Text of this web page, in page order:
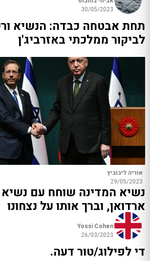
30/05/2023
תחת אבטחה כבדה: הנשיא
לביקור ממלכתי באזרביג'ן
אוריה ליבוביץ
29/05/2023
נשיא המדינה שוחח עם נשיא
ארדואן, וברך אותו על נצחונו
Yossi Cohen
26/03/2023
די לפילוג/טור דעה.